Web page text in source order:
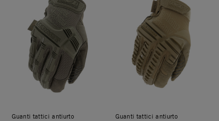
Guanti tattici antiurto Guanti tattici antiurto